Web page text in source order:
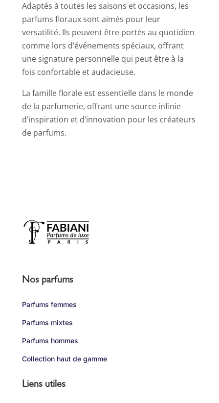
Adaptés à toutes les saisons et occasions, les
parfums floraux sont aimés pour leur
versatilité. Ils peuvent être portés au quotidien
comme lors d’événements spéciaux, offrant
une signature personnelle qui peut être à la
fois confortable et audacieuse.
La famille florale est essentielle dans le monde
de la parfumerie, offrant une source infinie
d’inspiration et d’innovation pour les créateurs
de parfums.
Nos parfums
Parfums femmes
Parfums mixtes
Parfums hommes
Collection haut de gamme
Liens utiles